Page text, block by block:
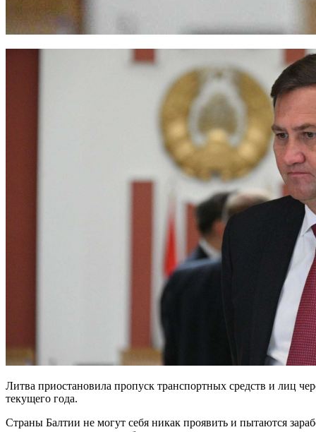
Литва приостановила пропуск транспортных средств и лиц
текущего года.
Страны Балтии не могут себя никак проявить и пытаются